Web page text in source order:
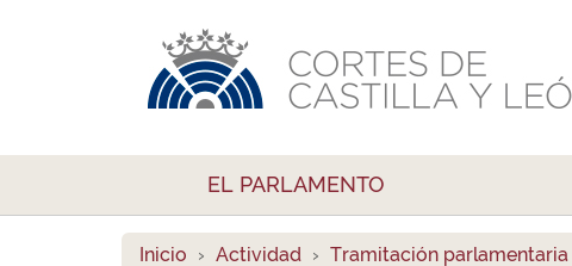
EL PARLAMENTO
Inicio Actividad Tramitación parlamentaria